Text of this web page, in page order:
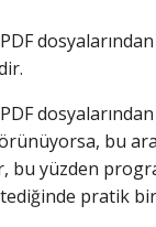
bu
bu yüzden
pratik